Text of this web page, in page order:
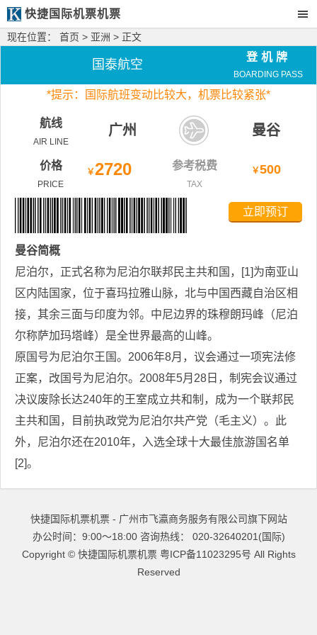
快捷国际机票机票
现在位置： 首页 > 亚洲 > 正文
国泰航空
登机牌
BOARDING PASS
*提示：国际航班变动比较大， 机票比较紧张*
航线
AIR LINE
广州 曼谷
价格
PRICE
￥2720 参考税费
TAX
￥500
立即预订
曼谷简概
尼泊尔，正式名称为尼泊尔联邦民主共和国，[1]为南亚山
区内陆国家，位于喜玛拉雅山脉，北与中国西藏自治区相
接，其余三面与印度为邻。中尼边界的珠穆朗玛峰（尼泊
尔称萨加玛塔峰）是全世界最高的山峰。
原国号为尼泊尔王国。2006年8月，议会通过一项宪法修
正案，改国号为尼泊尔。2008年5月28日，制宪会议通过
决议废除长达240年的王室成立共和制，成为一个联邦民
主共和国，目前执政党为尼泊尔共产党（毛主义）。此
外，尼泊尔还在2010年，入选全球十大最佳旅游国名单
[2]。
快捷国际机票机票 - 广州市飞瀛商务服务有限公司旗下网站
办公时间：9:00～18:00 咨询热线： 020-32640201(国际)
Copyright © 快捷国际机票机票 粤ICP备11023295号 All Rights
Reserved